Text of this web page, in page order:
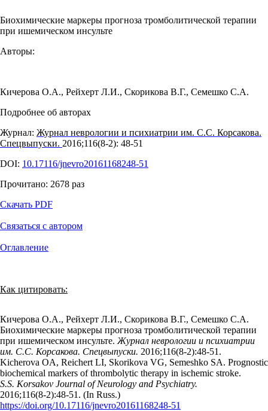
Биохимические маркеры прогноза тромболитической терапии
при ишемическом инсульте
Авторы:
Кичерова О.А., Рейхерт Л.И., Скорикова В.Г., Семешко С.А.
Подробнее об авторах
Журнал: Журнал неврологии и психиатрии им. С.С. Корсакова.
Спецвыпуски. 2016;116(8‑2): 48‑51
DOI: 10.17116/jnevro20161168248-51
Прочитано: 2678 раз
Скачать PDF
Связаться с автором
Оглавление
Как цитировать:
Кичерова О.А., Рейхерт Л.И., Скорикова В.Г., Семешко С.А.
Биохимические маркеры прогноза тромболитической терапии
при ишемическом инсульте. Журнал неврологии и психиатрии
им. С.С. Корсакова. Спецвыпуски. 2016;116(8‑2):48‑51.
Kicherova OA, Reichert LI, Skorikova VG, Semeshko SA. Prognostic
biochemical markers of thrombolytic therapy in ischemic stroke.
S.S. Korsakov Journal of Neurology and Psychiatry.
2016;116(8‑2):48‑51. (In Russ.)
https://doi.org/10.17116/jnevro20161168248-51